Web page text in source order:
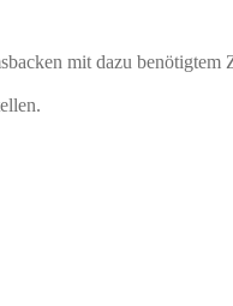
mit dazu benötigtem